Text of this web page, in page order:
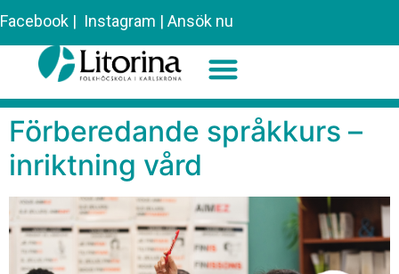
Facebook | Instagram | Ansök nu
Förberedande språkkurs –
inriktning vård